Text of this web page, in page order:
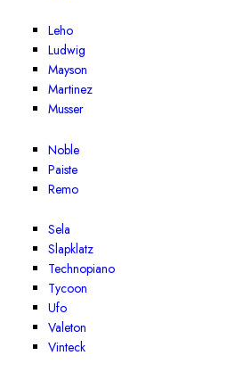
Leho
Ludwig
Mayson
Martinez
Musser
Noble
Paiste
Remo
Sela
Slapklatz
Technopiano
Tycoon
Ufo
Valeton
Vinteck